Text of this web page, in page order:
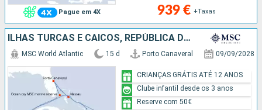
Pague em 4X 939 € +Taxas
ILHAS TURCAS E CAICOS, REPÚBLICA DOMINICANA, BAHAMAS, CARAIBAS - MEXICO, ESTADOS UNIDOS
MSC World Atlantic 15 d Porto Canaveral 09/09/2028
CRIANÇAS GRÁTIS ATÉ 12 ANOS
Clube infantil desde os 3 anos
Reserve com 50€